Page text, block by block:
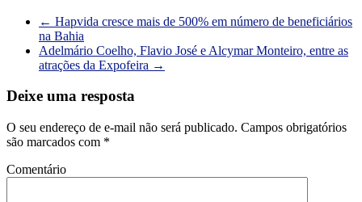
← Hapvida cresce mais de 500% em número de beneficiários
na Bahia
Adelmário Coelho, Flavio José e Alcymar Monteiro, entre as
atrações da Expofeira →
Deixe uma resposta
O seu endereço de e-mail não será publicado. Campos obrigatórios
são marcados com *
Comentário